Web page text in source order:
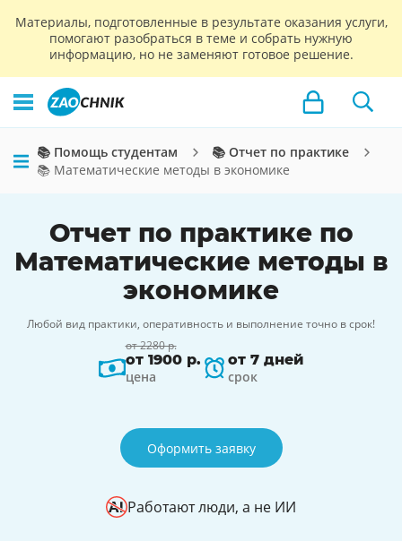
Материалы, подготовленные в результате оказания услуги,
помогают разобраться в теме и собрать нужную
информацию, но не заменяют готовое решение.
📚 Помощь студентам
📚 Отчет по практике
📚 Математические методы в экономике
Отчет по практике по
Математические методы в
экономике
Любой вид практики, оперативность и выполнение точно в срок!
от 2280 р.
от 1900 р.
цена
от 7 дней
срок
Оформить заявку
Работают люди, а не ИИ